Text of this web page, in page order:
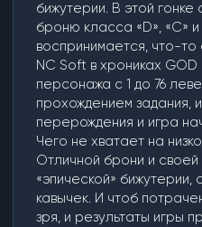
бижутерии. В этой гонке
броню класса «D», «C» и
воспринимается, что-
NC Soft в хрониках
персонажа с 1 до 76
прохождением задания,
перерождения и игра
Чего не хватает на
Отличной брони и своей
«эпической» бижутерии,
кавычек. И чтоб
зря, и результаты игры